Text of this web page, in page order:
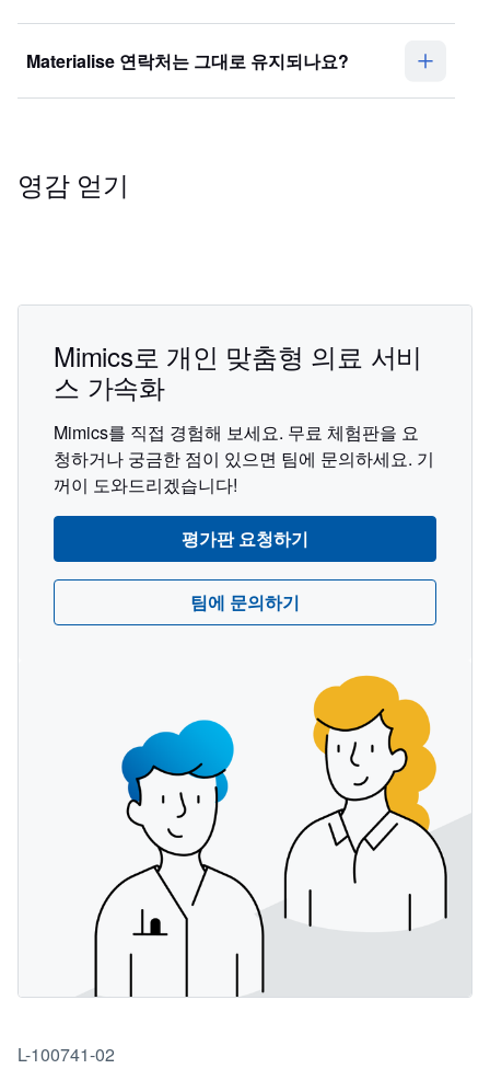
Materialise 연락처는 그대로 유지되나요?
영감 얻기
Mimics로 개인 맞춤형 의료 서비
스 가속화
Mimics를 직접 경험해 보세요. 무료 체험판을 요
청하거나 궁금한 점이 있으면 팀에 문의하세요. 기
꺼이 도와드리겠습니다!
평가판 요청하기
팀에 문의하기
L-100741-02